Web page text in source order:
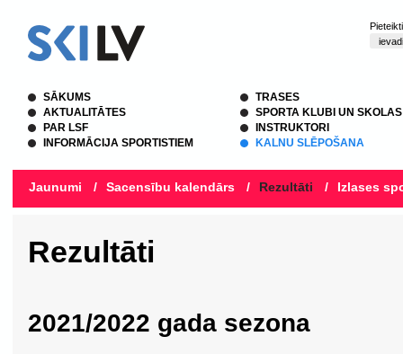
SĀKUMS
AKTUALITĀTES
PAR LSF
INFORMĀCIJA SPORTISTIEM
TRASES
SPORTA KLUBI UN SKOLAS
INSTRUKTORI
KALNU SLĒPOŠANA
Jaunumi / Sacensību kalendārs / Rezultāti / Izlases
Rezultāti
2021/2022 gada sezona